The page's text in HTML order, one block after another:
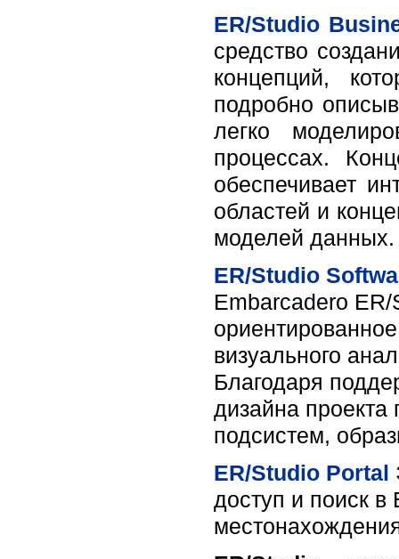
ER/Studio
средство
концепций,
подробно
легко
процессах.
обеспечивает
областей и
моделей данных.
ER/Studio
Embarcadero ER/
визуального
Благодаря
дизайна проекта
подсистем,
ER/Studio Portal
доступ и поиск